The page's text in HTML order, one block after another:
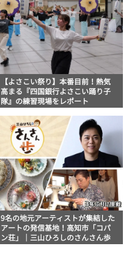
【よさこい祭り】本番目前！熱気
高まる『四国銀行よさこい踊り子
隊』の練習現場をレポート
9名の地元アーティストが集結した
アートの発信基地！高知市「コパ
ン荘」｜三山ひろしのさんさん歩